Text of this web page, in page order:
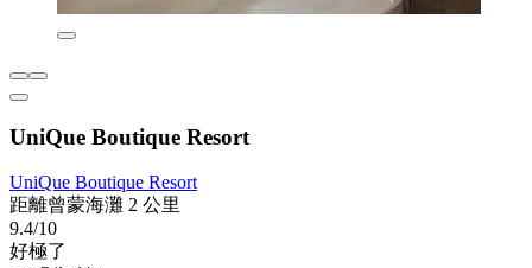
UniQue Boutique Resort
UniQue Boutique Resort
距離曾蒙海灘 2 公里
9.4/10
好極了